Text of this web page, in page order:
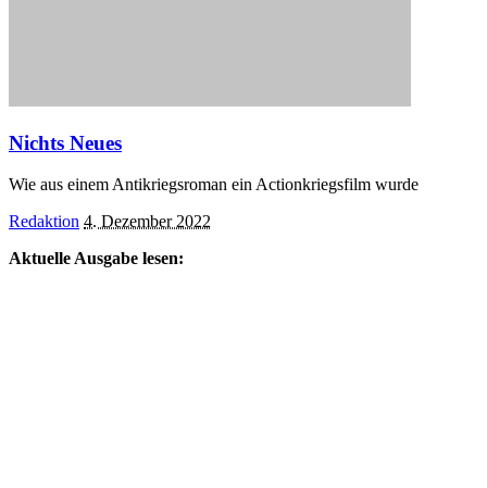
Nichts Neues
Wie aus einem Antikriegsroman ein Actionkriegsfilm wurde
Posted
Redaktion 4. Dezember 2022
Aktuelle Ausgabe lesen: